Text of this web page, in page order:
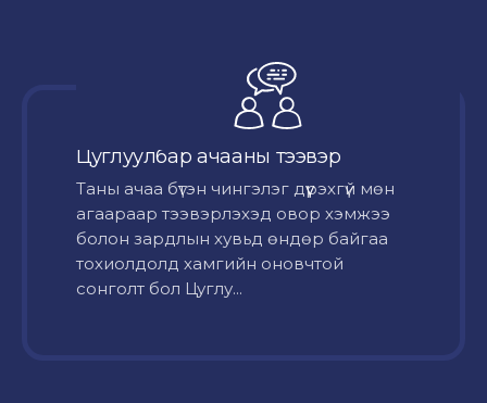
Цуглуулбар ачааны тээвэр
Таны ачаа бүтэн чингэлэг дүүрэхгүй мөн
агаараар тээвэрлэхэд овор хэмжээ
болон зардлын хувьд өндөр байгаа
тохиолдолд хамгийн оновчтой
сонголт бол Цуглу...